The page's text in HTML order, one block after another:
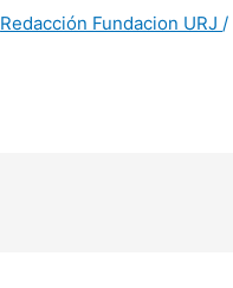
Redacción Fundacion URJ /